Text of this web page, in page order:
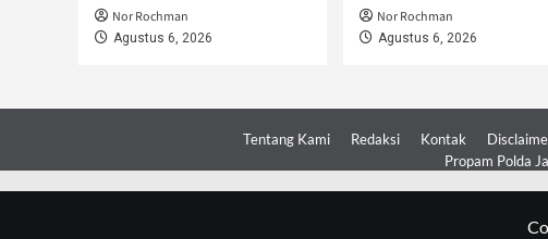
Nor Rochman
Agustus 6, 2026
Nor Rochman
Agustus 6, 2026
Tentang Kami Redaksi Kontak
Propam Polda